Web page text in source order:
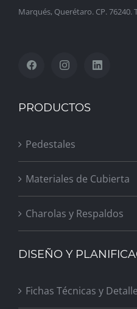
Marqués, Querétaro. CP. 76240.
PRODUCTOS
Pedestales
Materiales de Cubierta
Charolas y Respaldos
DISEÑO Y
Fichas Técnicas y